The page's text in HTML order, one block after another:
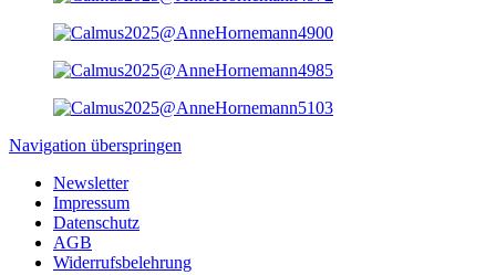
Navigation überspringen
Newsletter
Impressum
Datenschutz
AGB
Widerrufsbelehrung